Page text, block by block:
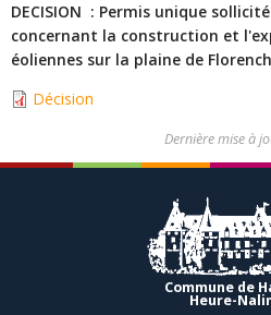
DECISION : Permis unique
concernant la construction et
éoliennes sur la plaine de
Décision
Dernière mise à
Commune de
Heure-